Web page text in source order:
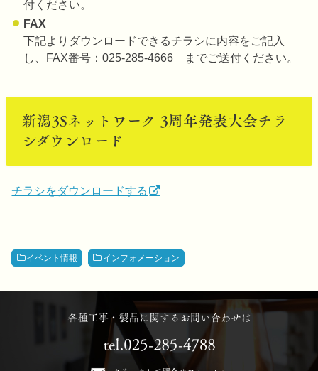
付ください。
FAX
下記よりダウンロードできるチラシに内容をご記入
し、FAX番号：025-285-4666 までご送付ください。
新潟3Sネットワーク 3周年発表大会チラ
シダウンロード
チラシをダウンロードする
イベント情報 インフォメーション